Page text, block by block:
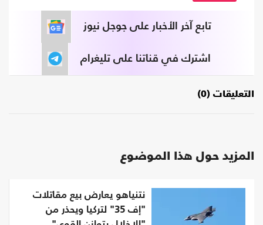
تابع آخر الأخبار على جوجل نيوز
اشترك في قناتنا على تليغرام
التعليقات (0)
المزيد حول هذا الموضوع
نتنياهو يعارض بيع مقاتلات
"إف 35" لتركيا ويحذر من